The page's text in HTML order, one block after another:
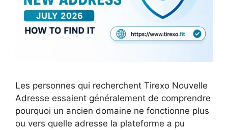
Les personnes qui recherchent Tirexo Nouvelle
Adresse essaient généralement de comprendre
pourquoi un ancien domaine ne fonctionne plus
ou vers quelle adresse la plateforme a pu